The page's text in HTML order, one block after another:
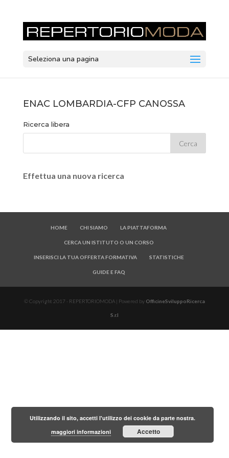
Seleziona una pagina
ENAC LOMBARDIA-CFP CANOSSA
Ricerca libera
Effettua una nuova ricerca
HOME CHI SIAMO LA PIATTAFORMA
CERCA UN ISTITUTO O UN CORSO
INSERISCI LA TUA OFFERTA FORMATIVA STATISTICHE
GUIDE E FAQ
© Copyright 2017 - REPERTORIOMODA | Powered by OfficineSviluppoRicerca
S.r.l
Utilizzando il sito, accetti l'utilizzo dei cookie da parte nostra.
maggiori informazioni
Accetto